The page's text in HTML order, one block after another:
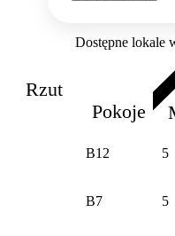
Dostępne lokale
Rzut
Pokoje
B12 5
B7 5